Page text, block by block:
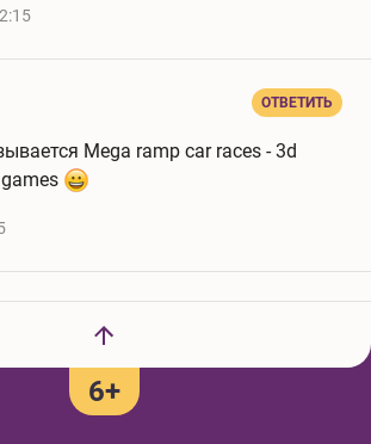
ОТВЕТИТЬ
Mega ramp car races - 3d
6+